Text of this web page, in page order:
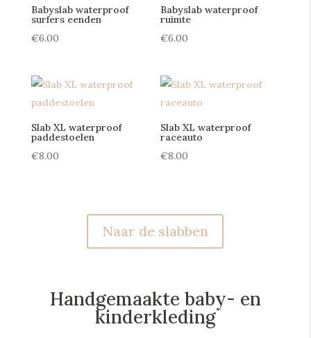
Babyslab waterproof
surfers eenden
€6.00
Babyslab waterproof
ruimte
€6.00
Slab XL waterproof
paddestoelen
€8.00
Slab XL waterproof
raceauto
€8.00
Naar de slabben
Handgemaakte baby- en
kinderkleding